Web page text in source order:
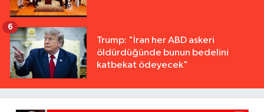
Trump: "İran her ABD askeri
öldürdüğünde bunun bedelini
katbekat ödeyecek"
6